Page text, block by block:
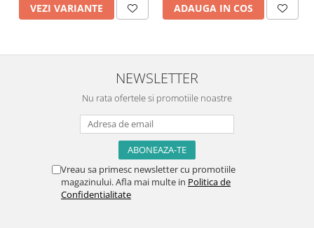
VEZI VARIANTE ADAUGA IN COS
NEWSLETTER
Nu rata ofertele si promotiile noastre
Vreau sa primesc newsletter cu promotiile
magazinului. Afla mai multe in Politica de
Confidentialitate